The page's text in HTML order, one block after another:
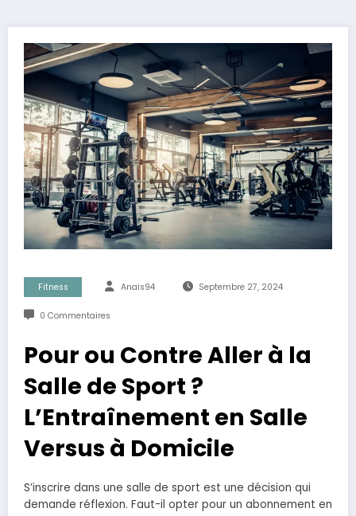
Fitness Anais94 Septembre 27, 2024
0 Commentaires
Pour ou Contre Aller à la
Salle de Sport ?
L’Entraînement en Salle
Versus à Domicile
S’inscrire dans une salle de sport est une décision qui
demande réflexion. Faut-il opter pour un abonnement en